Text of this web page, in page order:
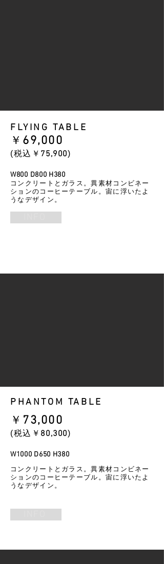
FLYING TABLE
​￥ 69,000
​(税込￥ 75,900)
W800 D800 H380
コンクリートとガラス。異素材コンビネー
ションのコーヒーテーブル。宙に浮いたよ
うなデザイン。
​￥ 73,000
​(税込￥ 80,300)
W1000 D650 H380
コンクリートとガラス。異素材コンビネー
ションのコーヒーテーブル。宙に浮いたよ
うなデザイン。
PHANTOM TABLE